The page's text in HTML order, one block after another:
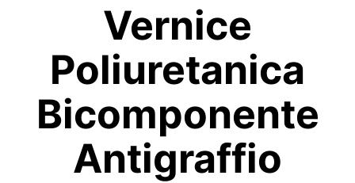
Vernice
Poliuretanica
Bicomponente
Antigraffio